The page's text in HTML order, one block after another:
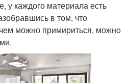
у каждого материала есть
в том, что
можно примириться, можно